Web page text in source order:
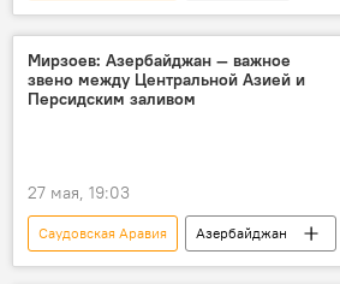
Персидский залив
Ближний Восток
Мирзоев: Азербайджан — важное
звено между Центральной Азией и
Персидским заливом
27 мая, 19:03
Саудовская Аравия
Азербайджан
Инвестиции
Сотрудничество